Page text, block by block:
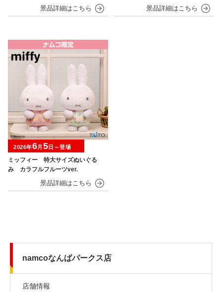
ミッフィー 特大サイズぬいぐる
み カラフルフルーツver.
2026年6月 5 日～登場
namcoなんばパークス店
店舗情報